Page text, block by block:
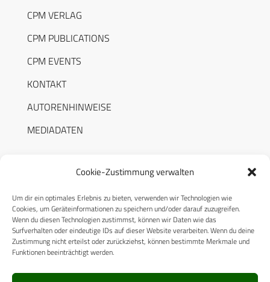
Cookie-Zustimmung verwalten
Um dir ein optimales Erlebnis zu bieten, verwenden wir Technologien wie
Cookies, um Geräteinformationen zu speichern und/oder darauf zuzugreifen.
Wenn du diesen Technologien zustimmst, können wir Daten wie das
Surfverhalten oder eindeutige IDs auf dieser Website verarbeiten. Wenn du deine
Zustimmung nicht erteilst oder zurückziehst, können bestimmte Merkmale und
Funktionen beeinträchtigt werden.
CPM VERLAG
CPM PUBLICATIONS
CPM EVENTS
KONTAKT
AUTORENHINWEISE
MEDIADATEN
RECHTLICHES
Datenschutzerklärung
Cookie-Richtlinie (EU)